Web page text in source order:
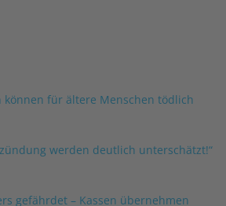
für ältere Menschen tödlich
werden deutlich unterschätzt!“
gefährdet – Kassen übernehmen